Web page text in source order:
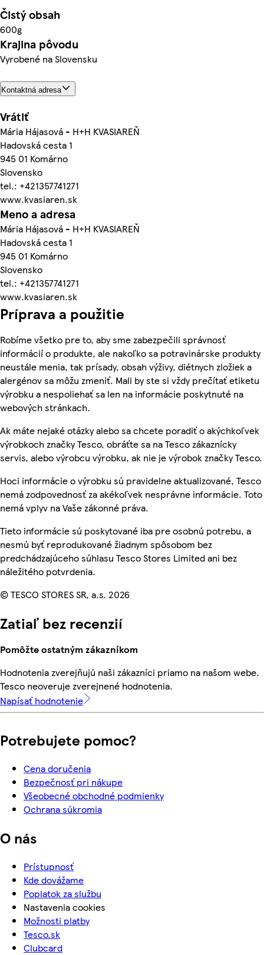
Čistý obsah
600g
Krajina pôvodu
Vyrobené na Slovensku
Kontaktná adresa
Vrátiť
Mária Hájasová - H+H KVASIAREŇ
Hadovská cesta 1
945 01 Komárno
Slovensko
tel.: +421357741271
www.kvasiaren.sk
Meno a adresa
Mária Hájasová - H+H KVASIAREŇ
Hadovská cesta 1
945 01 Komárno
Slovensko
tel.: +421357741271
www.kvasiaren.sk
Príprava a použitie
Robíme všetko pre to, aby sme zabezpečili správnosť
informácií o produkte, ale nakoľko sa potravinárske produkty
neustále menia, tak prísady, obsah výživy, diétnych zložiek a
alergénov sa môžu zmeniť. Mali by ste si vždy prečítať etiketu
výrobku a nespoliehať sa len na informácie poskytnuté na
webových stránkach.
Ak máte nejaké otázky alebo sa chcete poradiť o akýchkoľvek
výrobkoch značky Tesco, obráťte sa na Tesco zákaznícky
servis, alebo výrobcu výrobku, ak nie je výrobok značky Tesco.
Hoci informácie o výrobku sú pravidelne aktualizované, Tesco
nemá zodpovednosť za akékoľvek nesprávne informácie. Toto
nemá vplyv na Vaše zákonné práva.
Tieto informácie sú poskytované iba pre osobnú potrebu, a
nesmú byť reprodukované žiadnym spôsobom bez
predchádzajúceho súhlasu Tesco Stores Limited ani bez
náležitého potvrdenia.
© TESCO STORES SR, a.s. 2026
Zatiaľ bez recenzií
Pomôžte ostatným zákazníkom
Hodnotenia zverejňujú naši zákazníci priamo na našom webe.
Tesco neoveruje zverejnené hodnotenia.
Napísať hodnotenie
Potrebujete pomoc?
Cena doručenia
Bezpečnosť pri nákupe
Všeobecné obchodné podmienky
Ochrana súkromia
O nás
Prístupnosť
Kde dovážame
Poplatok za službu
Nastavenia cookies
Možnosti platby
Tesco.sk
Clubcard